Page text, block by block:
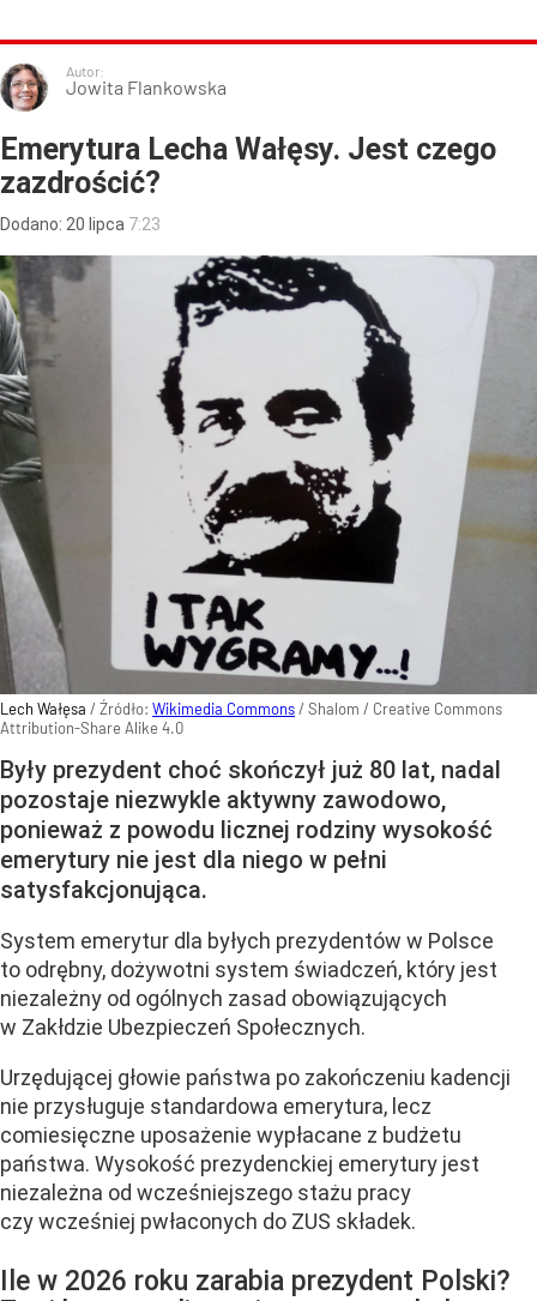
Autor:
Jowita Flankowska
Emerytura Lecha Wałęsy. Jest czego
zazdrościć?
Dodano: 20 lipca 7:23
Lech Wałęsa / Źródło: Wikimedia Commons/ Shalom / Creative Commons
Attribution-Share Alike 4.0
Były prezydent choć skończył już 80 lat, nadal
pozostaje niezwykle aktywny zawodowo,
ponieważ z powodu licznej rodziny wysokość
emerytury nie jest dla niego w pełni
satysfakcjonująca.
System emerytur dla byłych prezydentów w Polsce
to odrębny, dożywotni system świadczeń, który jest
niezależny od ogólnych zasad obowiązujących
w Zakłdzie Ubezpieczeń Społecznych.
Urzędującej głowie państwa po zakończeniu kadencji
nie przysługuje standardowa emerytura, lecz
comiesięczne uposażenie wypłacane z budżetu
państwa. Wysokość prezydenckiej emerytury jest
niezależna od wcześniejszego stażu pracy
czy wcześniej pwłaconych do ZUS składek.
Ile w 2026 roku zarabia prezydent Polski?